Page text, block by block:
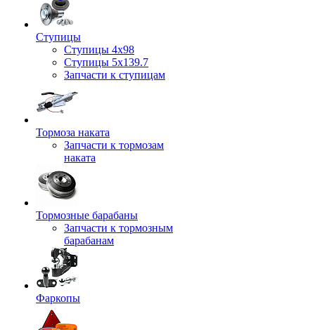
Ступицы
Ступицы 4x98
Ступицы 5x139.7
Запчасти к ступицам
Тормоза наката
Запчасти к тормозам
наката
Тормозные барабаны
Запчасти к тормозным
барабанам
Фаркопы